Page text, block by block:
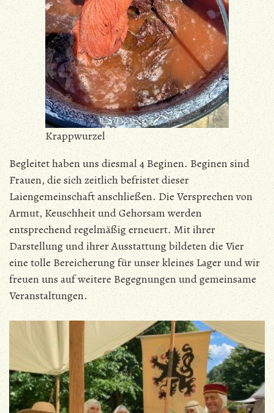
Krappwurzel
Begleitet haben uns diesmal 4 Beginen. Beginen sind
Frauen, die sich zeitlich befristet dieser
Laiengemeinschaft anschließen. Die Versprechen von
Armut, Keuschheit und Gehorsam werden
entsprechend regelmäßig erneuert. Mit ihrer
Darstellung und ihrer Ausstattung bildeten die Vier
eine tolle Bereicherung für unser kleines Lager und wir
freuen uns auf weitere Begegnungen und gemeinsame
Veranstaltungen.